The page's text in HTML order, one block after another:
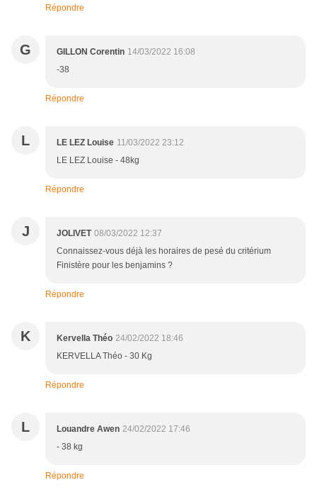
Répondre
G GILLON Corentin 14/03/2022 16:08
-38
Répondre
L LE LEZ Louise 11/03/2022 23:12
LE LEZ Louise - 48kg
Répondre
J JOLIVET 08/03/2022 12:37
Connaissez-vous déjà les horaires de pesé du critérium
Finistère pour les benjamins ?
Répondre
K Kervella Théo 24/02/2022 18:46
KERVELLA Théo - 30 Kg
Répondre
L Louandre Awen 24/02/2022 17:46
- 38 kg
Répondre